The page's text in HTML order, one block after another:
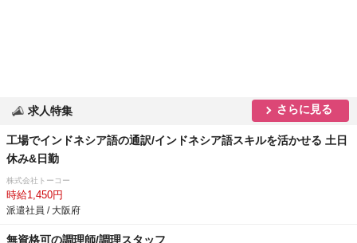
求人特集 さらに見る
工場でインドネシア語の通訳/インドネシア語スキルを活かせる 土日
休み&日勤
株式会社トーコー
時給1,450円
派遣社員 / 大阪府
無資格可の調理師/調理スタッフ